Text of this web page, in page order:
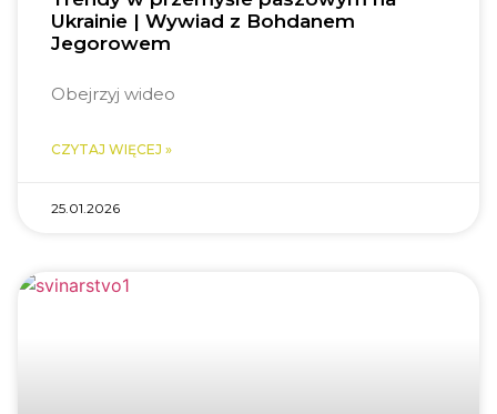
Ukrainie | Wywiad z Bohdanem
Jegorowem
Obejrzyj wideo
CZYTAJ WIĘCEJ »
25.01.2026